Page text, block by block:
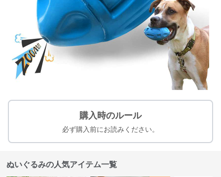
購入時のルール
必ず購入前にお読みください。
ぬいぐるみの人気アイテム一覧